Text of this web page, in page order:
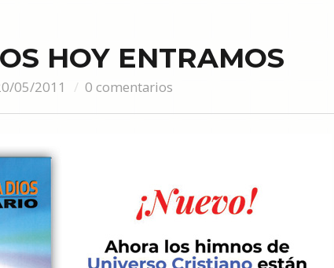
HOY ENTRAMOS
05/2011 0 comentarios